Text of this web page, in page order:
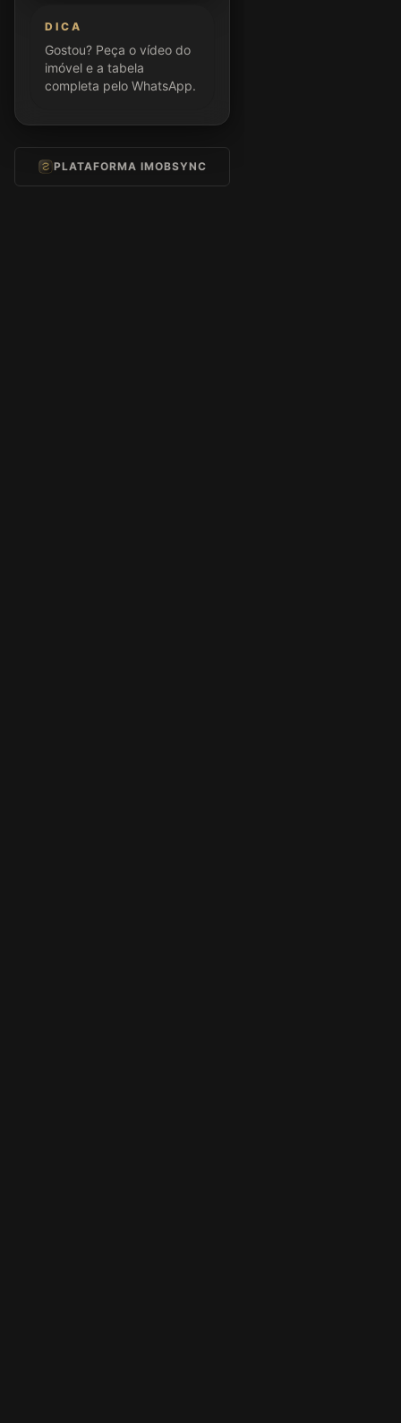
DICA
Gostou? Peça o vídeo do
imóvel e a tabela
completa pelo WhatsApp.
PLATAFORMA IMOBSYNC